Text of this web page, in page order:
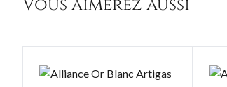
Vous aimerez aussi